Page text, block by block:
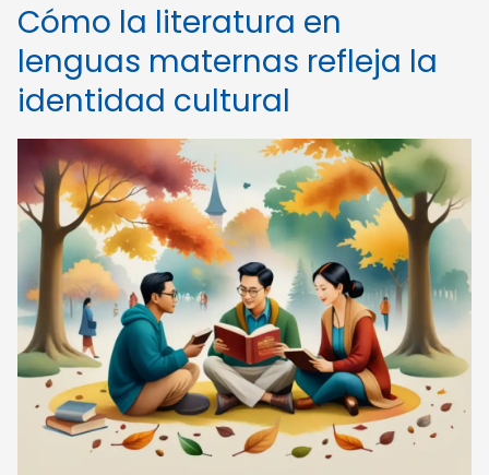
Cómo la literatura en
lenguas maternas refleja la
identidad cultural